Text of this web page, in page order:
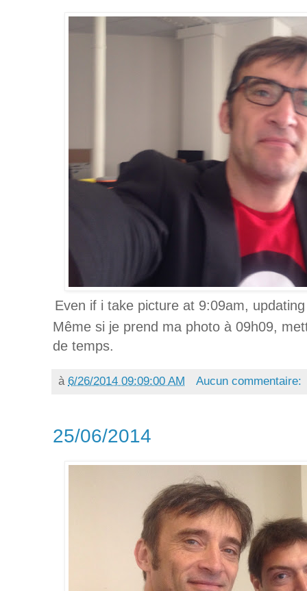
Even if i take picture at 9:09am,
Même si je prend ma photo à 09h09,
de temps.
à 6/26/2014 09:09:00 AM Aucun commentaire:
25/06/2014